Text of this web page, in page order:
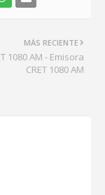
MÁS RECIENTE
1080 AM - Emisora
CRET 1080 AM